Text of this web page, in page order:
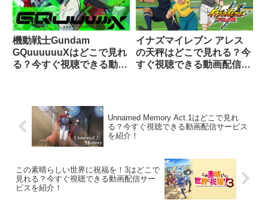
機動戦士Gundam
GQuuuuuuXはどこで見れ
る？今すぐ視聴できる動画
イナズマイレブン アレス
の天秤はどこで見れる？今
すぐ視聴できる動画配信サ
Unnamed Memory Act.1はどこで見れ
る？今すぐ視聴できる動画配信サービス
を紹介！
この素晴らしい世界に祝福を！3はどこで
見れる？今すぐ視聴できる動画配信サー
ビスを紹介！